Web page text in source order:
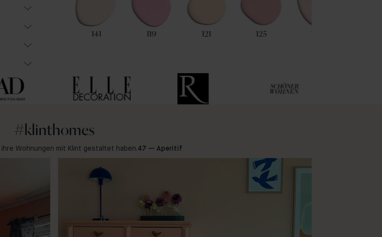
141 119 121 125 128
#klinthomes
ihre Wohnungen mit Klint gestaltet haben.47 — Aperitif